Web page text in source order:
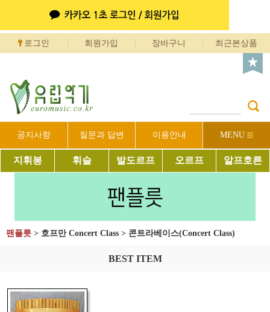
로그인 회원가입 장바구니 최근본상품
공지사항 질문과 답변 이용안내 MENU
지휘봉 휘슬 발도르프 오르프 알프호른
팬플릇 > 호프만 Concert Class > 콘트라베이스(Concert Class)
BEST ITEM